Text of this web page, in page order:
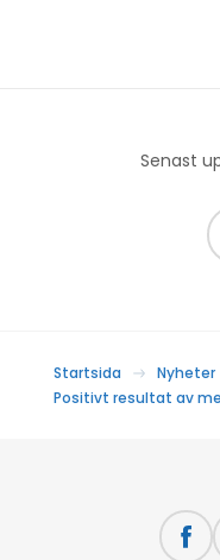
Senast
Startsida
Nyheter
Positivt resultat av